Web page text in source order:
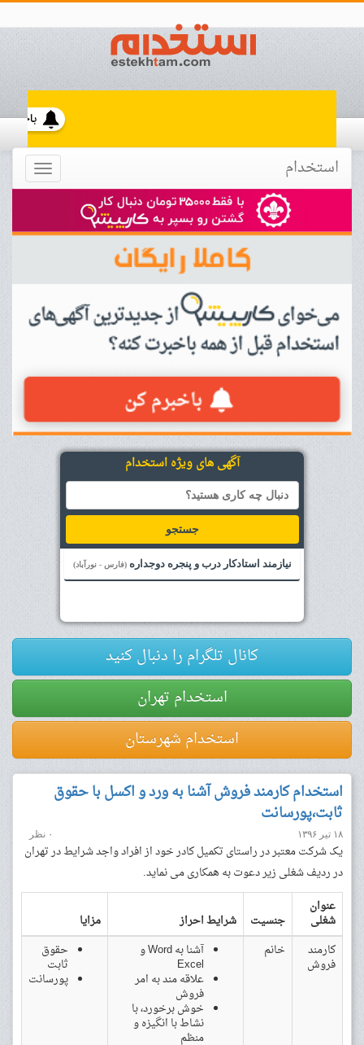
Toggle استخدام
آگهی های ویژه استخدام
جستجو
نیازمند استادکار درب و پنجره دوجداره (فارس - نورآباد)
کانال تلگرام را دنبال کنید
استخدام تهران
استخدام شهرستان
استخدام کارمند فروش آشنا به ورد و اکسل با حقوق
ثابت،پورسانت
۱۸ تیر ۱۳۹۶ ۰ نظر
یک شرکت معتبر در راستای تکمیل کادر خود از افراد واجد شرایط در تهران
در ردیف شغلی زیر دعوت به همکاری می نماید.
عنوان
شغلی جنسیت شرایط احراز
مزایا
کارمند
فروش
خانم آشنا به Word و
Excel
علاقه مند به امر
فروش
خوش برخورد، با
نشاط با انگیزه و
منظم
حقوق
ثابت
پورسانت